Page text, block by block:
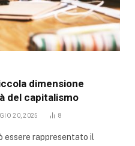
dimensione
del capitalismo
20, 2025 8
essere rappresentato il